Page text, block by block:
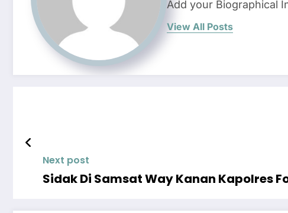
Add your Biographical
View All Posts
Next post
Sidak Di Samsat Way Kanan Kapolres